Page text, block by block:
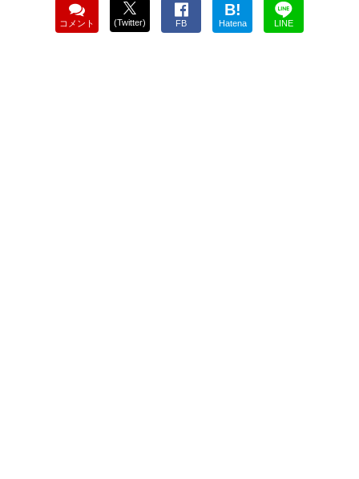
コメント (Twitter) FB
B!
Hatena LINE